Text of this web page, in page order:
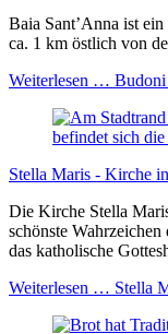
Baia Sant’Anna ist
ca. 1 km östlich von
Weiterlesen … Budoni
Stella Maris - Kirche
Die Kirche Stella
schönste
das katholische
Weiterlesen … Stella